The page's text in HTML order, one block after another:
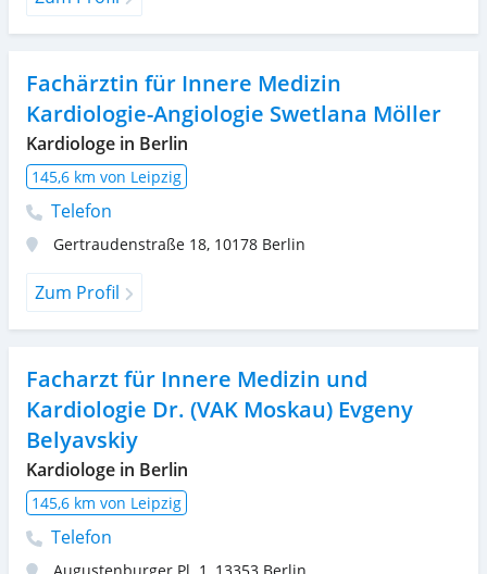
Fachärztin für Innere Medizin
Kardiologie-Angiologie Swetlana Möller
Kardiologe in Berlin
145,6 km von Leipzig
Telefon
Gertraudenstraße 18, 10178 Berlin
Zum Profil
Facharzt für Innere Medizin und
Kardiologie Dr. (VAK Moskau) Evgeny
Belyavskiy
Kardiologe in Berlin
145,6 km von Leipzig
Telefon